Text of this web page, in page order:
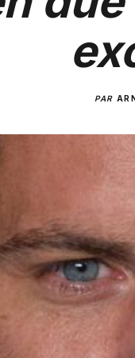
PAR